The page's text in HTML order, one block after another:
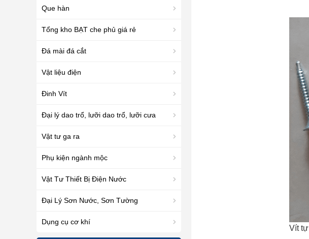
Vít
Que hàn
Tổng kho BẠT che phủ giá rẻ
Đá mài đá cắt
Vật liệu điện
Đinh Vít
Đại lý dao trổ, lưỡi dao trổ, lưỡi cưa
Vật tư ga ra
Phụ kiện ngành mộc
Vật Tư Thiết Bị Điện Nước
Đại Lý Sơn Nước, Sơn Tường
Dụng cụ cơ khí